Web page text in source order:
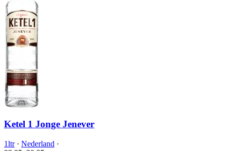
Ketel 1 Jonge Jenever
1ltr· Nederland ·